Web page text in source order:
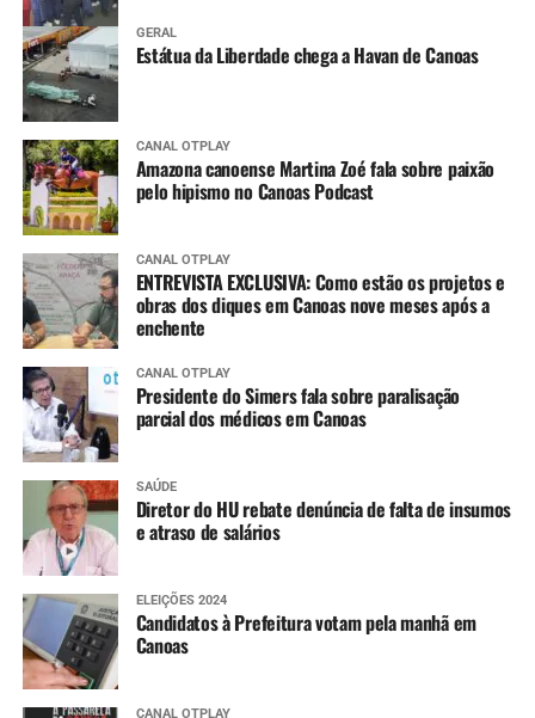
GERAL
Estátua da Liberdade chega a Havan de Canoas
CANAL OTPLAY
Amazona canoense Martina Zoé fala sobre paixão
pelo hipismo no Canoas Podcast
CANAL OTPLAY
ENTREVISTA EXCLUSIVA: Como estão os projetos e
obras dos diques em Canoas nove meses após a
enchente
CANAL OTPLAY
Presidente do Simers fala sobre paralisação
parcial dos médicos em Canoas
SAÚDE
Diretor do HU rebate denúncia de falta de insumos
e atraso de salários
ELEIÇÕES 2024
Candidatos à Prefeitura votam pela manhã em
Canoas
CANAL OTPLAY